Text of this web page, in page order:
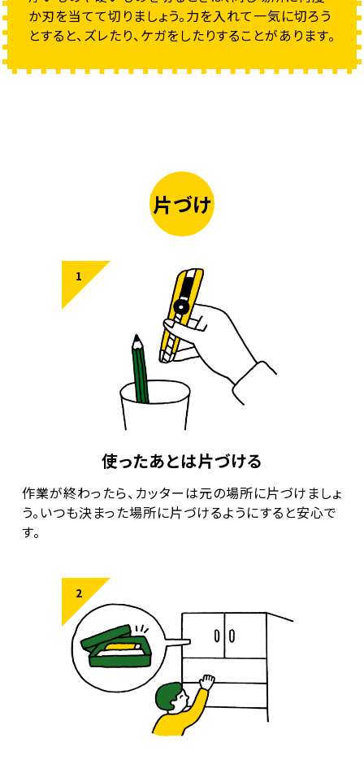
か刃を当てて切りましょう。力を入れて一気に切ろう
とすると、ズレたり、ケガをしたりすることがあります。
片づけ
使ったあとは片づける
作業が終わったら、カッターは元の場所に片づけましょ
う。 いつも決まった場所に片づけるようにすると安心で
す。